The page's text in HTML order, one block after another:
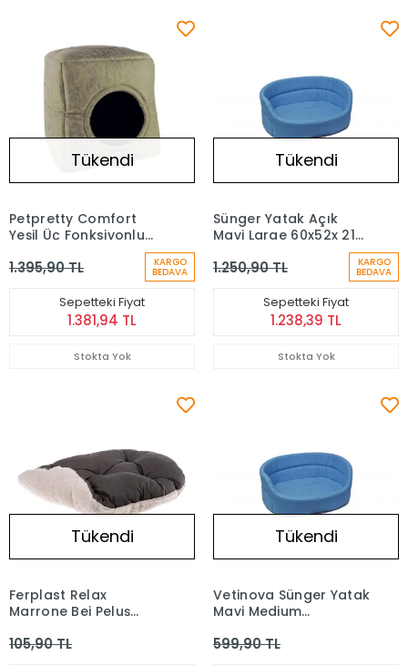
Tükendi
Petpretty Comfort
Yeşil Üç Fonksiyonlu
Yatak 42 x 42 x 23 cm
1.395,90 TL KARGO
BEDAVA
Sepetteki Fiyat
1.381,94 TL
Stokta Yok
Tükendi
Sünger Yatak Açık
Mavi Large 60x52x 21h
1.250,90 TL KARGO
BEDAVA
Sepetteki Fiyat
1.238,39 TL
Stokta Yok
Tükendi
Ferplast Relax
Marrone Bej Peluş
105,90 TL
Tükendi
Vetinova Sünger Yatak
Mavi Medium
599,90 TL